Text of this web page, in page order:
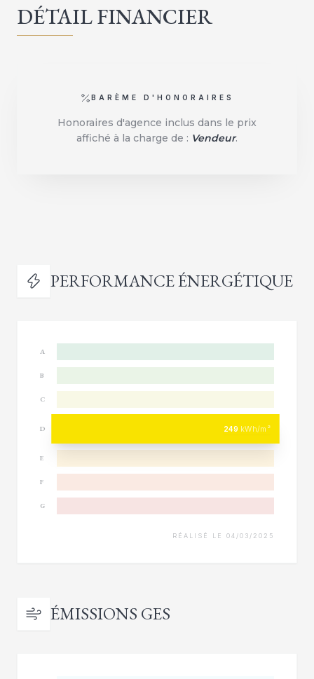
DÉTAIL FINANCIER
BARÈME D'HONORAIRES
Honoraires d'agence inclus dans le prix
affiché à la charge de : Vendeur.
PERFORMANCE ÉNERGÉTIQUE
A
B
C
D 249 kWh/m²
E
F
G
RÉALISÉ LE 04/03/2025
ÉMISSIONS GES